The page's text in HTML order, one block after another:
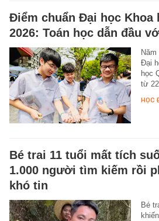
Điểm chuẩn Đại học Khoa
2026: Toán học dẫn đầu
Đại
học
từ
HỌC
Bé trai 11 tuổi mất tích
1.000 người tìm kiếm rồi
khó tin
Bé